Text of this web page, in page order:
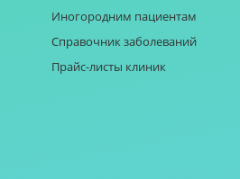
Иногородним пациентам
Справочник заболеваний
Прайс-листы клиник